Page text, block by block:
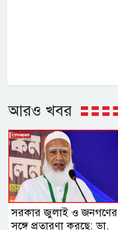
আরও খবর
সরকার জুলাই ও জনগণের
সঙ্গে প্রতারণা করছে: ডা.